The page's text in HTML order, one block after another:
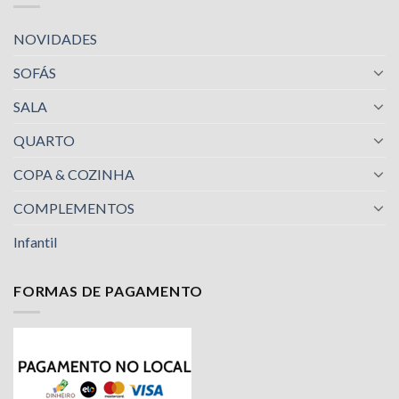
NOVIDADES
SOFÁS
SALA
QUARTO
COPA & COZINHA
COMPLEMENTOS
Infantil
FORMAS DE PAGAMENTO